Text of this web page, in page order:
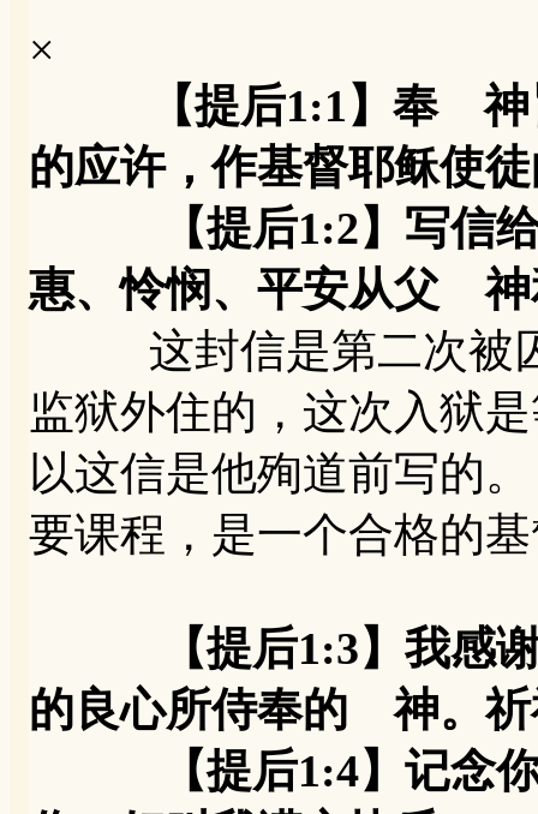
×
【提后1:1】奉
的应许，作基督耶稣使
【提后1:2】写信给
惠、怜悯、平安从父 神
这封信是第二次被囚
监狱外住的，这次入狱
以这信是他殉道前写的
要课程，是一个合格的
【提后1:3】我
的良心所侍奉的 神。祈
【提后1:4】记念你